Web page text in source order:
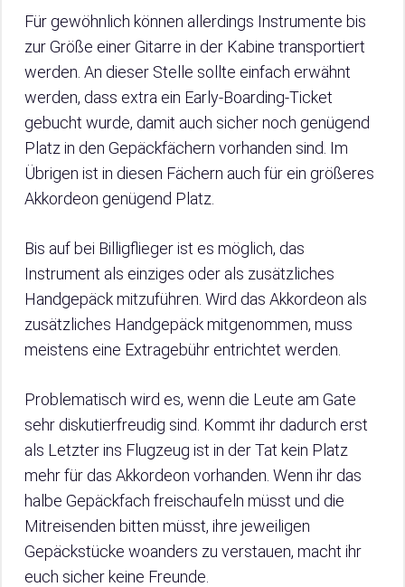
Für gewöhnlich können allerdings Instrumente bis
zur Größe einer Gitarre in der Kabine transportiert
werden. An dieser Stelle sollte einfach erwähnt
werden, dass extra ein Early-Boarding-Ticket
gebucht wurde, damit auch sicher noch genügend
Platz in den Gepäckfächern vorhanden sind. Im
Übrigen ist in diesen Fächern auch für ein größeres
Akkordeon genügend Platz.
Bis auf bei Billigflieger ist es möglich, das
Instrument als einziges oder als zusätzliches
Handgepäck mitzuführen. Wird das Akkordeon als
zusätzliches Handgepäck mitgenommen, muss
meistens eine Extragebühr entrichtet werden.
Problematisch wird es, wenn die Leute am Gate
sehr diskutierfreudig sind. Kommt ihr dadurch erst
als Letzter ins Flugzeug ist in der Tat kein Platz
mehr für das Akkordeon vorhanden. Wenn ihr das
halbe Gepäckfach freischaufeln müsst und die
Mitreisenden bitten müsst, ihre jeweiligen
Gepäckstücke woanders zu verstauen, macht ihr
euch sicher keine Freunde.